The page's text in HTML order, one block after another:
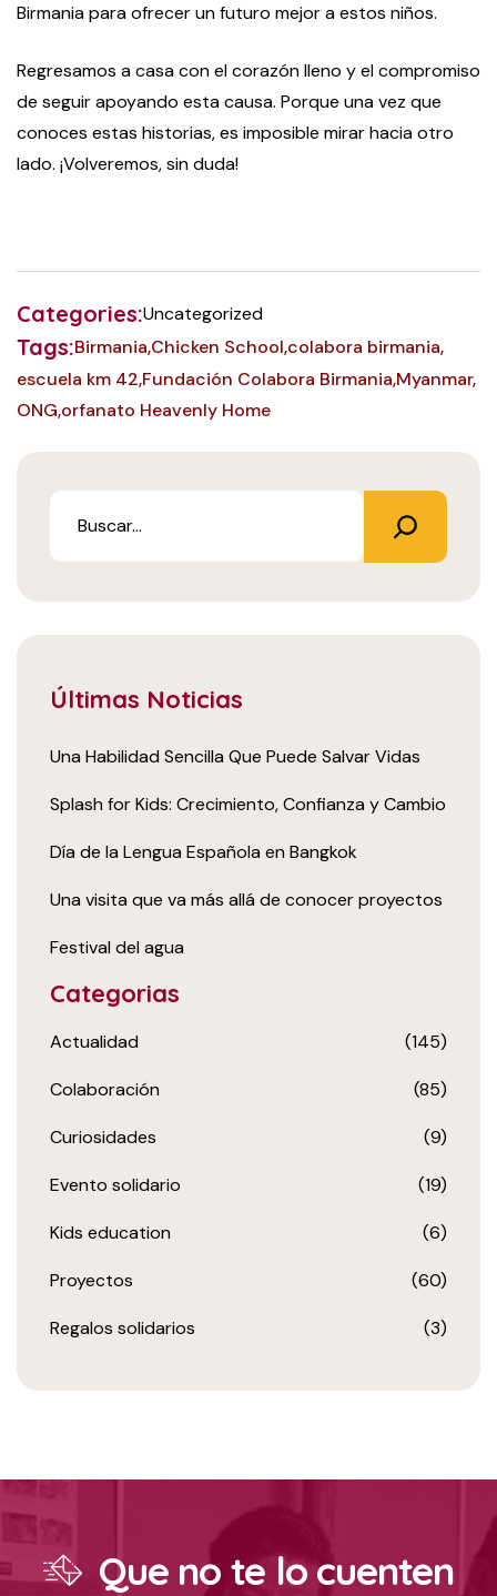
Birmania para ofrecer un futuro mejor a estos niños.
Regresamos a casa con el corazón lleno y el compromiso
de seguir apoyando esta causa. Porque una vez que
conoces estas historias, es imposible mirar hacia otro
lado. ¡Volveremos, sin duda!
Categories:Uncategorized
Tags:Birmania Chicken School colabora birmania
escuela km 42 Fundación Colabora Birmania Myanmar
ONG orfanato Heavenly Home
Últimas Noticias
Una Habilidad Sencilla Que Puede Salvar Vidas
Splash for Kids: Crecimiento, Confianza y Cambio
Día de la Lengua Española en Bangkok
Una visita que va más allá de conocer proyectos
Festival del agua
Categorias
Actualidad (145)
Colaboración (85)
Curiosidades (9)
Evento solidario (19)
Kids education (6)
Proyectos (60)
Regalos solidarios (3)
Que no te lo cuenten